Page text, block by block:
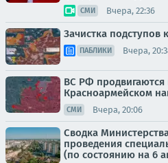
СМИ Вчера, 22:36
Зачистка
ПАБЛИКИ Вчера,
ВС РФ
Красноармейском
СМИ Вчера, 20:06
Сводка
проведения
(по состоянию на 6